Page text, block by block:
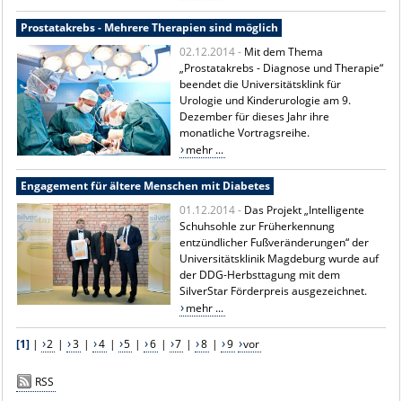
Prostatakrebs - Mehrere Therapien sind möglich
02.12.2014 - Mit dem Thema
„Prostatakrebs - Diagnose und Therapie“
beendet die Universitätsklink für
Urologie und Kinderurologie am 9.
Dezember für dieses Jahr ihre
monatliche Vortragsreihe.
mehr ...
Engagement für ältere Menschen mit Diabetes
01.12.2014 - Das Projekt „Intelligente
Schuhsohle zur Früherkennung
entzündlicher Fußveränderungen“ der
Universitätsklinik Magdeburg wurde auf
der DDG-Herbsttagung mit dem
SilverStar Förderpreis ausgezeichnet.
mehr ...
[1]| 2 | 3 | 4 | 5 | 6 | 7 | 8 | 9 vor
RSS